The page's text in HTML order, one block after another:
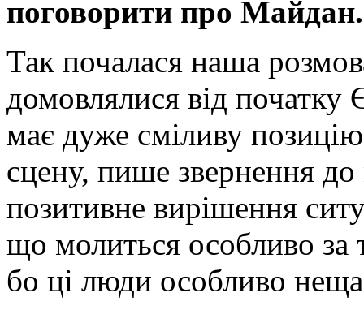
поговорити про Майдан.
Так почалася наша
домовлялися від
має дуже сміливу
сцену, пише звернення до
позитивне вирішення
що молиться особливо за
бо ці люди особливо